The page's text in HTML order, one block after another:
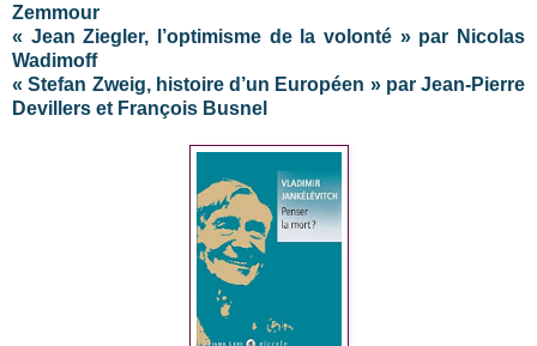
Zemmour
« Jean Ziegler, l’optimisme de la volonté » par Nicolas
Wadimoff
« Stefan Zweig, histoire d’un Européen » par Jean-Pierre
Devillers et François Busnel